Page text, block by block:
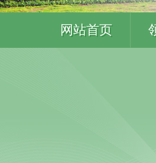
网站首页